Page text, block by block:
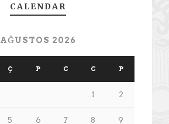
CALENDAR
AĞUSTOS 2026
Ç P C C P
1 2
5 6 7 8 9